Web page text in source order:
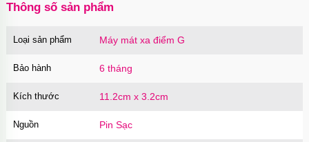
Bao cao su Sure Dongkuk Dotted 10 chiếc gai
MãBSD10 60.000₫
Thông số sản phẩm
Loại sản phẩm Máy mát xa điểm G
Bảo hành 6 tháng
Kích thước 11.2cm x 3.2cm
Nguồn Pin Sạc